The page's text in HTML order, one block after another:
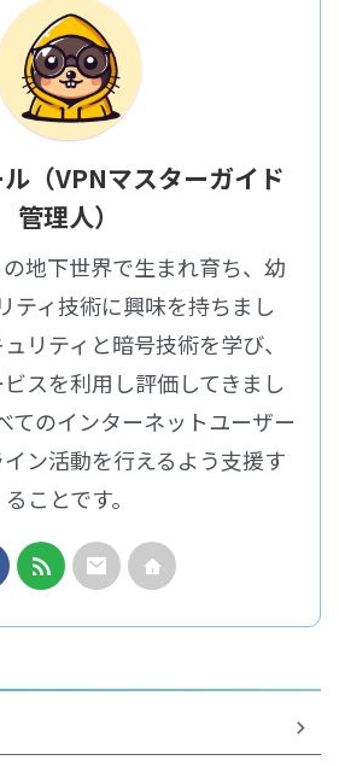
（VPNマスターガイド
管理人）
地下世界で生まれ育ち、幼
ティ技術に興味を持ちまし
リティと暗号技術を学び、
スを利用し評価してきまし
てのインターネットユーザー
ン活動を行えるよう支援す
ることです。